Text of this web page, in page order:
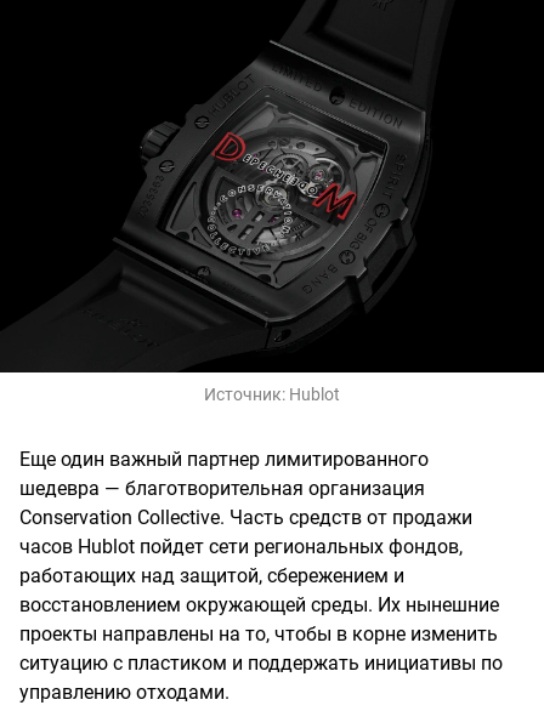
Источник: Hublot
Еще один важный партнер лимитированного
шедевра — благотворительная организация
Conservation Collective. Часть средств от продажи
часов Hublot пойдет сети региональных фондов,
работающих над защитой, сбережением и
восстановлением окружающей среды. Их нынешние
проекты направлены на то, чтобы в корне изменить
ситуацию с пластиком и поддержать инициативы по
управлению отходами.